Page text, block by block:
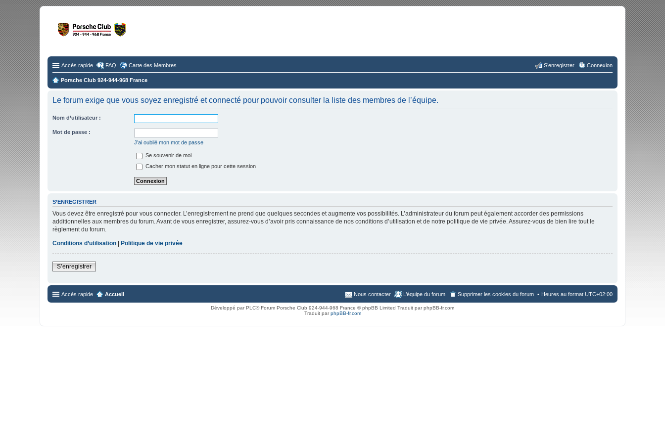
Accès rapide FAQ Carte des Membres Connexion
S’enregistrer
Porsche Club 924-944-968 France
Le forum exige que vous soyez enregistré et connecté pour pouvoir consulter la liste des membres de l’équipe.
Nom d’utilisateur :
Mot de passe :
J’ai oublié mon mot de passe
Se souvenir de moi
Cacher mon statut en ligne pour cette session
S’ENREGISTRER
Vous devez être enregistré pour vous connecter. L’enregistrement ne prend que quelques secondes et augmente vos possibilités. L’administrateur du forum peut également accorder des permissions
additionnelles aux membres du forum. Avant de vous enregistrer, assurez-vous d’avoir pris connaissance de nos conditions d’utilisation et de notre politique de vie privée. Assurez-vous de bien lire tout le
règlement du forum.
Conditions d’utilisation | Politique de vie privée
S’enregistrer
Accès rapide Accueil Heures au format UTC+02:00
Supprimer les cookies du forum
L’équipe du forum
Nous contacter
Développé par PLC® Forum Porsche Club 924-944-968 France © phpBB Limited Traduit par phpBB-fr.com
Traduit parphpBB-fr.com